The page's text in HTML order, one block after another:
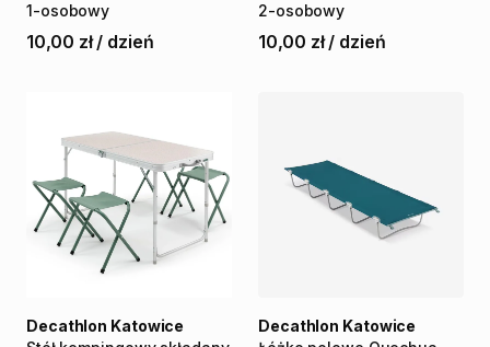
1-osobowy
10,00 zł / dzień
2-osobowy
10,00 zł / dzień
Decathlon Katowice Decathlon Katowice